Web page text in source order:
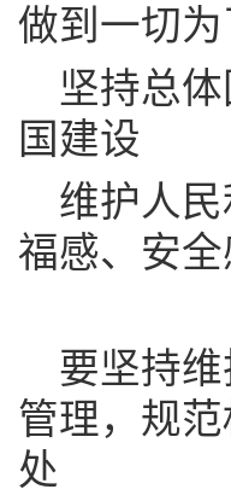
做到一切
坚持总
国建设
维护人
福感、安
要坚持
管理，规
处